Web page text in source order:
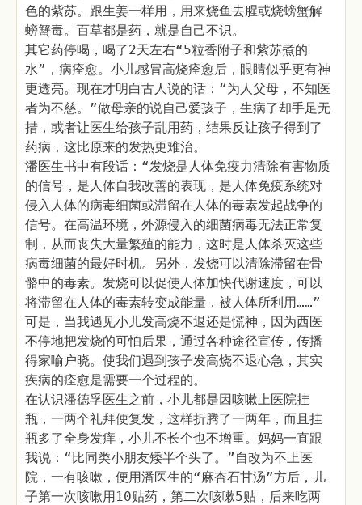
色的紫苏。跟生姜一样用，用来烧鱼去腥或烧螃蟹解
螃蟹毒。百草都是药，就是自己不识。
其它药停喝，喝了2天左右“5粒香附子和紫苏煮的
水”，病痊愈。小儿感冒高烧痊愈后，眼睛似乎更有神
更透亮。现在才明白古人说的话：“为人父母，不知医
者为不慈。”做母亲的说自己爱孩子，生病了却手足无
措，或者让医生给孩子乱用药，结果反让孩子得到了
药病，这比原来的发热更难治。
潘医生书中有段话：“发烧是人体免疫力清除有害物质
的信号，是人体自我改善的表现，是人体免疫系统对
侵入人体的病毒细菌或滞留在人体的毒素发起战争的
信号。在高温环境，外源侵入的细菌病毒无法正常复
制，从而丧失大量繁殖的能力，这时是人体杀灭这些
病毒细菌的最好时机。另外，发烧可以清除滞留在骨
骼中的毒素。发烧可以促使人体加快代谢速度，可以
将滞留在人体的毒素转变成能量，被人体所利用……”
可是，当我遇见小儿发高烧不退还是慌神，因为西医
不停地把发烧的可怕后果，通过各种途径宣传，传播
得家喻户晓。使我们遇到孩子发高烧不退心急，其实
疾病的痊愈是需要一个过程的。
在认识潘德孚医生之前，小儿都是因咳嗽上医院挂
瓶，一两个礼拜便复发，这样折腾了一两年，而且挂
瓶多了全身发痒，小儿不长个也不增重。妈妈一直跟
我说：“比同类小朋友矮半个头了。”自改为不上医
院，一有咳嗽，便用潘医生的“麻杏石甘汤”方后，儿
子第一次咳嗽用10贴药，第二次咳嗽5贴，后来吃两